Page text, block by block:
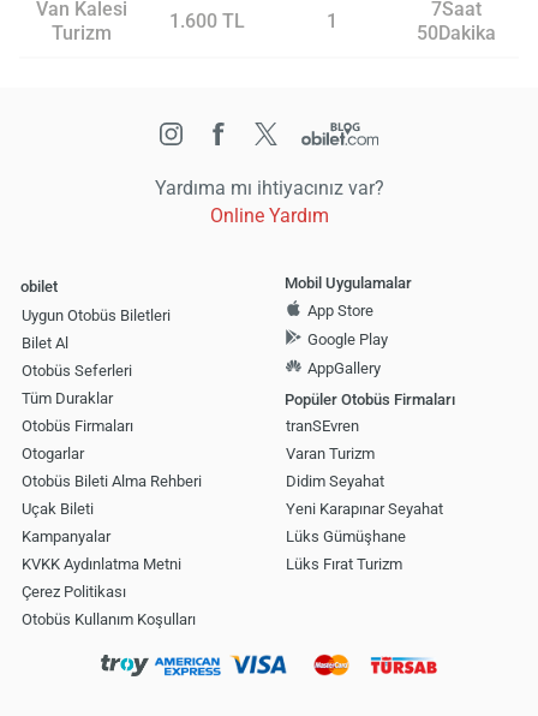
Van Kalesi
Turizm
1.600 TL 1
7Saat
50Dakika
Yardıma mı ihtiyacınız var?
Online Yardım
obilet
Uygun Otobüs Biletleri
Bilet Al
Otobüs Seferleri
Tüm Duraklar
Otobüs Firmaları
Otogarlar
Otobüs Bileti Alma Rehberi
Uçak Bileti
Kampanyalar
KVKK Aydınlatma Metni
Çerez Politikası
Otobüs Kullanım Koşulları
Mobil Uygulamalar
App Store
Google Play
AppGallery
Popüler Otobüs Firmaları
tranSEvren
Varan Turizm
Didim Seyahat
Yeni Karapınar Seyahat
Lüks Gümüşhane
Lüks Fırat Turizm